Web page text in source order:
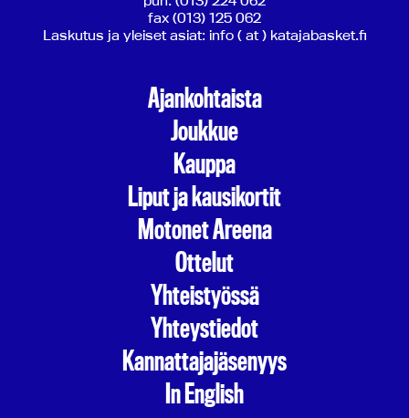
fax (013) 125 062
Laskutus ja yleiset asiat: info ( at ) katajabasket.fi
Ajankohtaista
Joukkue
Kauppa
Liput ja kausikortit
Motonet Areena
Ottelut
Yhteistyössä
Yhteystiedot
Kannattajajäsenyys
In English